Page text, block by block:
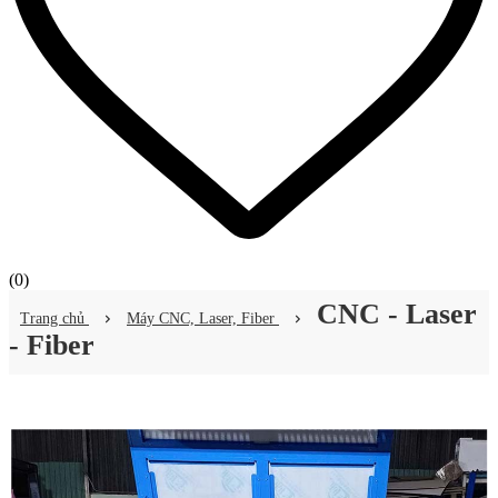
(0)
Trang chủ Máy CNC, Laser, Fiber
CNC - Laser
- Fiber